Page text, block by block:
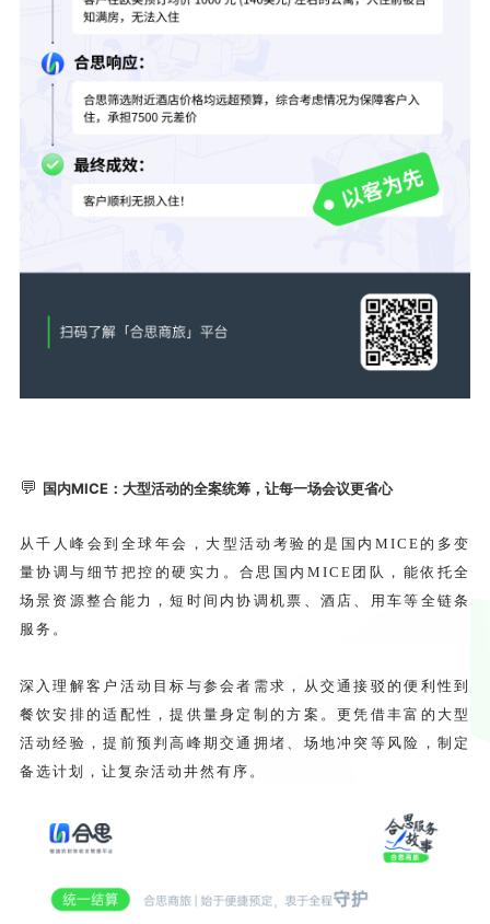
💬 国内MICE：大型活动的全案统筹，让每一场会议更省心
从千人峰会到全球年会，大型活动考验的是国内MICE的多变
量协调与细节把控的硬实力。合思国内MICE团队，能依托全
场景资源整合能力，短时间内协调机票、酒店、用车等全链条
服务。
深入理解客户活动目标与参会者需求，从交通接驳的便利性到
餐饮安排的适配性，提供量身定制的方案。更凭借丰富的大型
活动经验，提前预判高峰期交通拥堵、场地冲突等风险，制定
备选计划，让复杂活动井然有序。